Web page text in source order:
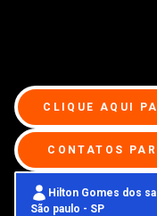
CLIQUE AQUI
CONTATOS
Hilton Gomes dos
São paulo - SP